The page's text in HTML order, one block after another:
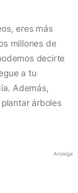
eres más
millones de
decirte
a tu
Además,
árboles
Anzeige